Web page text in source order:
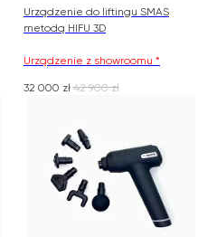
Urządzenie do liftingu SMAS
metodą HIFU 3D
Urządzenie z showroomu *
32 000 zł 42 900 zł